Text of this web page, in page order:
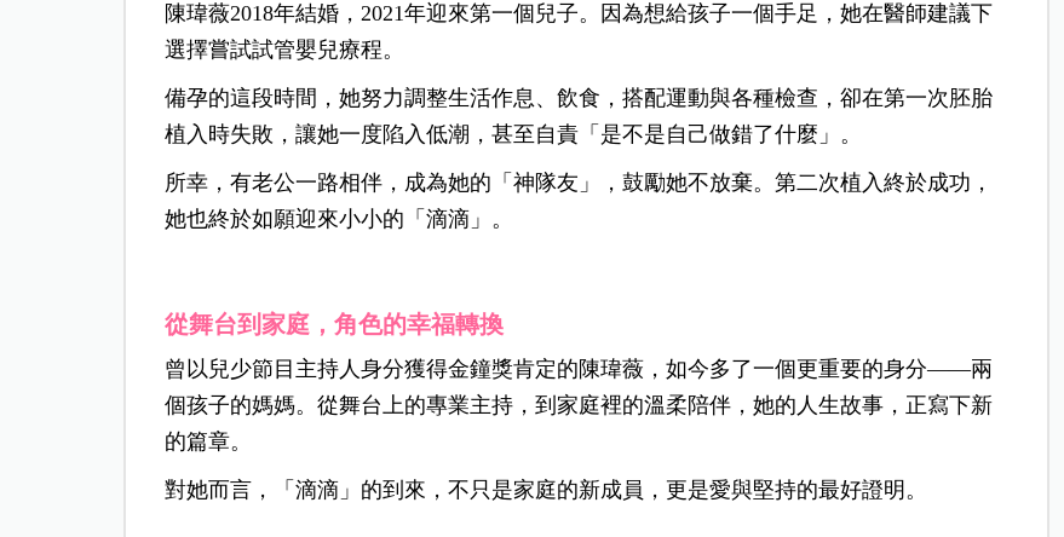
陳瑋薇2018年結婚，2021年迎來第一個兒子。因為想給孩子一個手足，她在醫師建議下
選擇嘗試試管嬰兒療程。
備孕的這段時間，她努力調整生活作息、飲食，搭配運動與各種檢查，卻在第一次胚胎
植入時失敗，讓她一度陷入低潮，甚至自責「是不是自己做錯了什麼」。
所幸，有老公一路相伴，成為她的「神隊友」，鼓勵她不放棄。第二次植入終於成功，
她也終於如願迎來小小的「滴滴」。
從舞台到家庭，角色的幸福轉換
曾以兒少節目主持人身分獲得金鐘獎肯定的陳瑋薇，如今多了一個更重要的身分——兩
個孩子的媽媽。從舞台上的專業主持，到家庭裡的溫柔陪伴，她的人生故事，正寫下新
的篇章。
對她而言，「滴滴」的到來，不只是家庭的新成員，更是愛與堅持的最好證明。